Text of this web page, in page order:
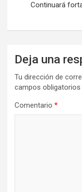
Continuará
Deja una
Tu dirección de
campos
Comentario *